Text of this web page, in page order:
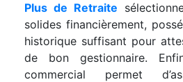
Plus de Retraite
solides financièrement,
historique suffisant pour
de bon gestionnaire.
commercial permet